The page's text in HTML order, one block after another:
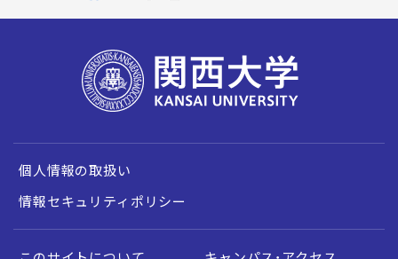
個人情報の取扱い
情報セキュリティポリシー